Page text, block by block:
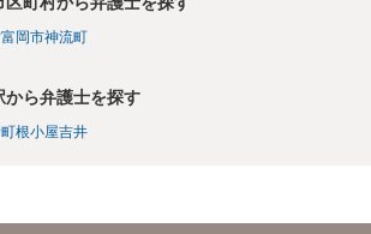
富岡市神流町
から弁護士を探す
根小屋吉井